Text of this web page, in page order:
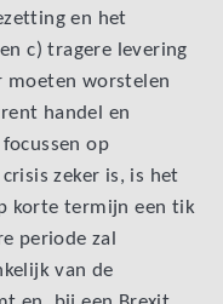
en het
c) tragere levering
moeten worstelen
handel en
op
zeker is, is het
korte termijn een tik
periode zal
van de